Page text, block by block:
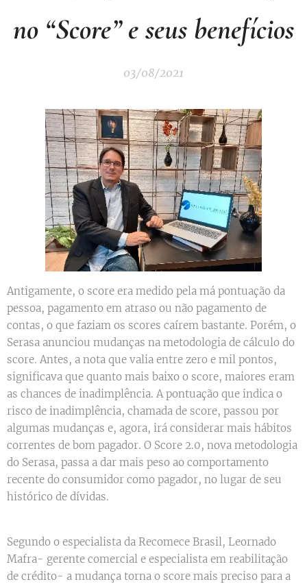
no “Score” e seus benefícios
03/08/2021
Antigamente, o score era medido pela má pontuação da
pessoa, pagamento em atraso ou não pagamento de
contas, o que faziam os scores caírem bastante. Porém, o
Serasa anunciou mudanças na metodologia de cálculo do
score. Antes, a nota que valia entre zero e mil pontos,
significava que quanto mais baixo o score, maiores eram
as chances de inadimplência. A pontuação que indica o
risco de inadimplência, chamada de score, passou por
algumas mudanças e, agora, irá considerar mais hábitos
correntes de bom pagador. O Score 2.0, nova metodologia
do Serasa, passa a dar mais peso ao comportamento
recente do consumidor como pagador, no lugar de seu
histórico de dívidas.
Segundo o especialista da Recomece Brasil, Leornado
Mafra- gerente comercial e especialista em reabilitação
de crédito- a mudança torna o score mais preciso para a